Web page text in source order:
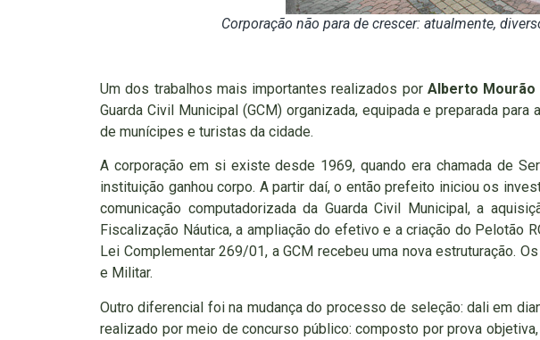
Corporação não para de crescer: atualmente,
Um dos trabalhos mais importantes realizados porAlberto Mourão
Guarda Civil Municipal (GCM) organizada, equipada e preparada
de munícipes e turistas da cidade.
A corporação em si existe desde 1969, quando era chamada de
instituição ganhou corpo. A partir daí, o então prefeito iniciou os
comunicação computadorizada da Guarda Civil Municipal, a
Fiscalização Náutica, a ampliação do efetivo e a criação do Pelotão
Lei Complementar 269/01, a GCM recebeu uma nova estruturação.
e Militar.
Outro diferencial foi na mudança do processo de seleção: dali em
realizado por meio de concurso público: composto por prova